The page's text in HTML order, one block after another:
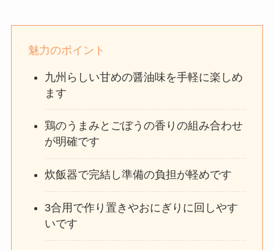
魅力のポイント
九州らしい甘めの醤油味を手軽に楽しめ
ます
鶏のうまみとごぼうの香りの組み合わせ
が明確です
炊飯器で完結し準備の負担が軽めです
3合用で作り置きやおにぎりに回しやす
いです